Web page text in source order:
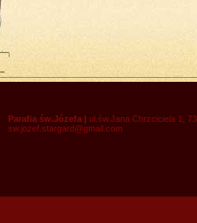
Parafia św.Józefa | ul.św.Jana Chrzciciela 1,
sw.jozef.stargard@gmail.com